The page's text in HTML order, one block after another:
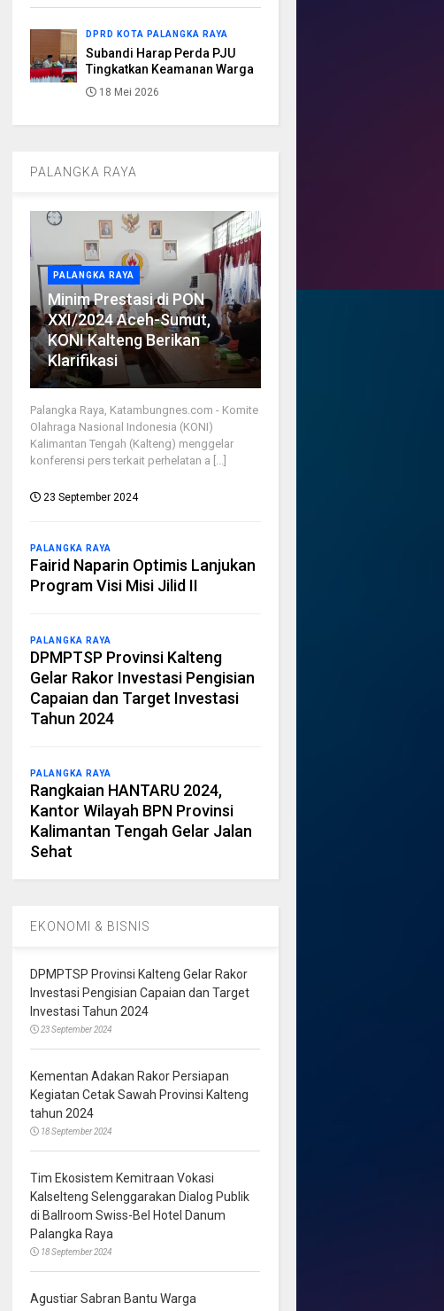
DPRD KOTA PALANGKA RAYA
Subandi Harap Perda PJU
Tingkatkan Keamanan Warga
18 Mei 2026
PALANGKA RAYA
PALANGKA RAYA
Minim Prestasi di PON
XXI/2024 Aceh-Sumut,
KONI Kalteng Berikan
Klarifikasi
Palangka Raya, Katambungnes.com - Komite
Olahraga Nasional Indonesia (KONI)
Kalimantan Tengah (Kalteng) menggelar
konferensi pers terkait perhelatan a [...]
23 September 2024
PALANGKA RAYA
Fairid Naparin Optimis Lanjukan
Program Visi Misi Jilid II
PALANGKA RAYA
DPMPTSP Provinsi Kalteng
Gelar Rakor Investasi Pengisian
Capaian dan Target Investasi
Tahun 2024
PALANGKA RAYA
Rangkaian HANTARU 2024,
Kantor Wilayah BPN Provinsi
Kalimantan Tengah Gelar Jalan
Sehat
EKONOMI & BISNIS
DPMPTSP Provinsi Kalteng Gelar Rakor
Investasi Pengisian Capaian dan Target
Investasi Tahun 2024
23 September 2024
Kementan Adakan Rakor Persiapan
Kegiatan Cetak Sawah Provinsi Kalteng
tahun 2024
18 September 2024
Tim Ekosistem Kemitraan Vokasi
Kalselteng Selenggarakan Dialog Publik
di Ballroom Swiss-Bel Hotel Danum
Palangka Raya
18 September 2024
Agustiar Sabran Bantu Warga